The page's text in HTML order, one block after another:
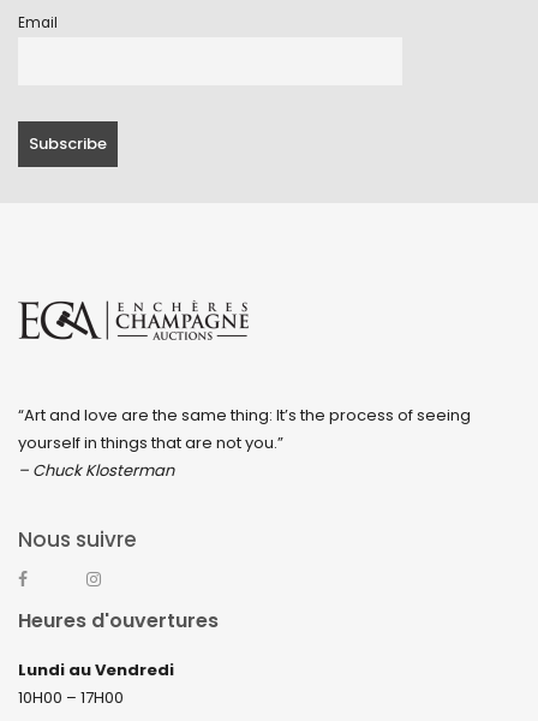
Email
“Art and love are the same thing: It’s the process of seeing
yourself in things that are not you.”
– Chuck Klosterman
Nous suivre
Heures d'ouvertures
Lundi au Vendredi
10H00 – 17H00